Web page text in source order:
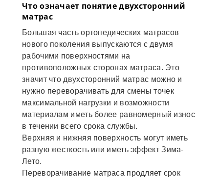
Что означает понятие двухсторонний
матрас
Большая часть ортопедических матрасов
нового поколения выпускаются с двумя
рабочими поверхностями на
противоположных сторонах матраса. Это
значит что двухсторонний матрас можно и
нужно переворачивать для смены точек
максимальной нагрузки и возможности
материалам иметь более равномерный износ
в течении всего срока службы.
Верхняя и нижняя поверхность могут иметь
разную жесткость или иметь эффект Зима-
Лето.
Переворачивание матраса продляет срок